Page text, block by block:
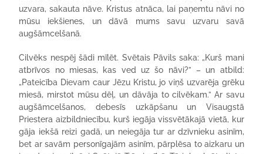
uzvara, sakauta nāve. Kristus atnāca, lai paņemtu nāvi no
mūsu iekšienes, un dāvā mums savu uzvaru savā
augšāmcelšanā.
Cilvēks nespēj šādi mīlēt. Svētais Pāvils saka: „Kurš mani
atbrīvos no miesas, kas ved uz šo nāvi?” – un atbild:
„Pateicība Dievam caur Jēzu Kristu, jo viņš uzvarēja grēku
miesā, mirstot mūsu dēļ, un dāvāja to cilvēkam.” Ar savu
augšāmcelšanos, debesīs uzkāpšanu un Visaugstā
Priestera aizbildniecību, kurš iegāja vissvētākajā vietā, kur
gāja iekšā reizi gadā, un neiegāja tur ar dzīvnieku asinīm,
bet ar savām personīgajām asinīm, pārplēsa to aizkaru un